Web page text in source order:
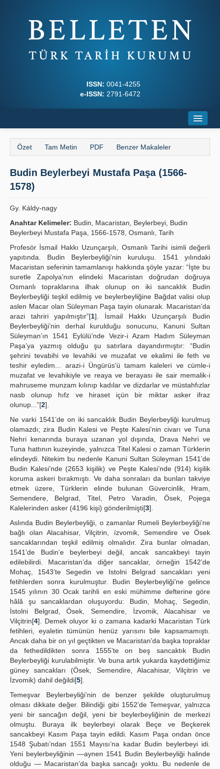
ISSN: 0041-4255
e-ISSN: 2791-6472
Hakkında
Dergi Kurulları
Yazım Kuralları
İlkeler
Yayın Politikaları
Özet Tam Metin PDF Benzer Makaleler
Budin Beylerbeyi Mustafa Paşa (1566-
1578)
Gy. Káldy-nagy
Anahtar Kelimeler: Budin, Macaristan, Beylerbeyi, Budin
Beylerbeyi Mustafa Paşa, 1566-1578, Osmanlı, Tarih
Profesör İsmail Hakkı Uzunçarşılı, Osmanlı Tarihi isimli değerli
yapıtında. Budin Beylerbeyliği’nin kuruluşu. 1541 yılındaki
Macaristan seferinin tamamlanışı hakkında şöyle yazar: “İşte bu
suretle Zapolya’nın elindeki Macaristan doğrudan doğruya
Osmanlı topraklarına ilhak olunup on iki sancaklık Budin
Beylerbeyliği teşkil edilmiş ve beylerbeyliğine Bağdat valisi olup
aslen Macar olan Süleyman Paşa tayin olunarak. Macaristan’da
arazi tahriri yapılmıştır”[1]. İsmail Hakkı Uzunçarşılı Budin
Beylerbeyliği’nin derhal kurulduğu sonucunu, Kanuni Sultan
Süleyman’ın 1541 Eylülü’nde Vezir-i Azam Hadım Süleyman
Paşa’ya yazmış olduğu şu satırlara dayandırmıştır: “Budin
şehrini tevabihi ve levahiki ve muzafat ve ekalimi ile feth ve
teshir eyledim... arazi-i Üngürüs’ü tamam kaleleri ve cümle-i
muzafat ve levahikiyle ve reaya ve berayası ile sair memalik-i
mahruseme munzam kılınıp kadılar ve dizdarlar ve müstahfızlar
nasb olunup hıfz ve hiraset içün bir miktar asker ifraz
olunup...”[2].
Ne varki 1541’de on iki sancaklık Budin Beylerbeyliği kurulmuş
olamazdı; zira Budin Kalesi ve Peşte Kalesi’nin civarı ve Tuna
Nehri kenarında buraya uzanan yol dışında, Drava Nehri ve
Tuna hattının kuzeyinde, yalnızca Titel Kalesi o zaman Türklerin
elindeydi. Nitekim bu nedenle Kanuni Sultan Süleyman 1541’de
Budin Kalesi’nde (2653 kişilik) ve Peşte Kalesi’nde (914) kişilik
koruma askeri bırakmıştı. Ve daha sonraları da bunları takviye
etmek üzere, Türklerin elinde bulunan Güvercinlik, Hram,
Semendere, Belgrad, Titel, Petro Varadin, Ösek, Pojega
Kalelerinden asker (4196 kişi) gönderilmişti[3].
Aslında Budin Beylerbeyliği, o zamanlar Rumeli Beylerbeyliği’ne
bağlı olan Alacahisar, Vilçitrin, ízvomik, Semendire ve Ösek
sancaklarından teşkil edilmiş olmalıdır. Zira bunlar olmadan,
1541’de Budin’e beylerbeyi değil, ancak sancakbeyi tayin
edilebilirdi. Macaristan’da diğer sancaklar, örneğin 1542’de
Mohaç, 1543’te Segedin ve Istolni Belgrad sancakları yeni
fetihlerden sonra kurulmuştur. Budin Beylerbeyliği’ne gelince
1545 yılının 30 Ocak tarihli en eski mühimme defterine göre
hâlâ şu sancaklardan oluşuyordu: Budin, Mohaç, Segedin,
İstolni Belgrad, Ösek, Semendire, İzvomik, Alacahisar ve
Vilçitrin[4]. Demek oluyor ki o zamana kadarki Macaristan Türk
fetihleri, eyaletin tümünün henüz yarısını bile kapsamamıştı.
Ancak daha bir on yıl geçtikten ve Macaristan’da başka topraklar
da fethedildikten sonra 1555’te on beş sancaktık Budin
Beylerbeyliği kurulabilmiştir. Ve buna artık yukarda kaydettiğimiz
güney sancakları (Ösek, Semendire, Alacahisar, Vilçitrin ve
İzvomik) dahil değildi[5].
Temeşvar Beylerbeyliği’nin de benzer şekilde oluşturulmuş
olması dikkate değer. Bilindiği gibi 1552’de Temeşvar, yalnızca
yeni bir sancağın değil, yeni bir beylerbeyliğinin de merkezi
olmuştu. Buraya ilk beylerbeyi olarak Beçe ve Beçkerek
sancakbeyi Kasım Paşa tayin edildi. Kasım Paşa ondan önce
1548 Şubatı’ndan 1551 Mayısı’na kadar Budin beylerbeyi idi.
Yeni beylerbeyliğinin —aynen 1541 Budin Beylerbeyliği halinde
olduğu — Macaristan’da başka sancağı yoktu. Bu nedenle de